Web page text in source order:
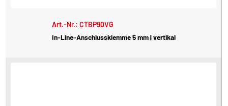
Art.-Nr.: CTBP90VG
In-Line-Anschlussklemme 5 mm | vertikal